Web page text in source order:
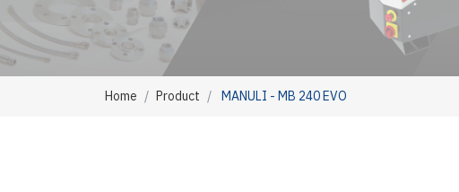
Home Product MANULI - MB 240 EVO